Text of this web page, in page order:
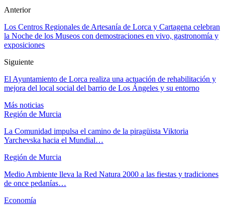
Anterior
Los Centros Regionales de Artesanía de Lorca y Cartagena celebran
la Noche de los Museos con demostraciones en vivo, gastronomía y
exposiciones
Siguiente
El Ayuntamiento de Lorca realiza una actuación de rehabilitación y
mejora del local social del barrio de Los Ángeles y su entorno
Más noticias
Región de Murcia
La Comunidad impulsa el camino de la piragüista Viktoria
Yarchevska hacia el Mundial…
Región de Murcia
Medio Ambiente lleva la Red Natura 2000 a las fiestas y tradiciones
de once pedanías…
Economía